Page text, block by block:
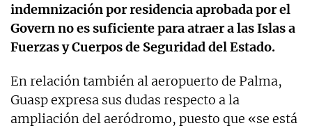
indemnización por residencia aprobada por el
Govern no es suficiente para atraer a las Islas a
Fuerzas y Cuerpos de Seguridad del Estado.
En relación también al aeropuerto de Palma,
Guasp expresa sus dudas respecto a la
ampliación del aeródromo, puesto que «se está